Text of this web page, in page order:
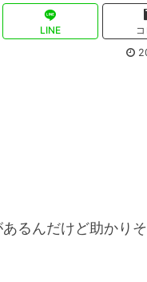
LINE
るんだけど助かり